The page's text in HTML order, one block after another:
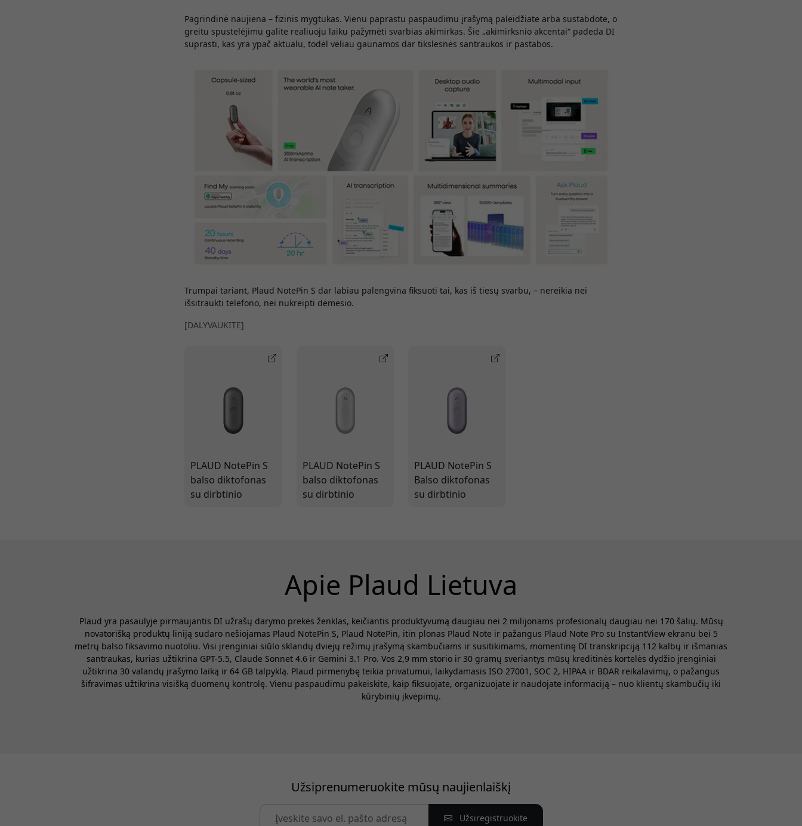
Pagrindinė naujiena – fizinis mygtukas. Vienu paprastu paspaudimu įrašymą paleidžiate arba sustabdote, o
greitu spustelėjimu galite realiuoju laiku pažymėti svarbias akimirkas. Šie „akimirksnio akcentai“ padeda DI
suprasti, kas yra ypač aktualu, todėl vėliau gaunamos dar tikslesnės santraukos ir pastabos.
Trumpai tariant, Plaud NotePin S dar labiau palengvina fiksuoti tai, kas iš tiesų svarbu, – nereikia nei
išsitraukti telefono, nei nukreipti dėmesio.
[DALYVAUKITE]
PLAUD NotePin S
balso diktofonas
su dirbtinio
PLAUD NotePin S
balso diktofonas
su dirbtinio
PLAUD NotePin S
Balso diktofonas
su dirbtinio
Apie Plaud Lietuva
Plaud yra pasaulyje pirmaujantis DI užrašų darymo prekės ženklas, keičiantis produktyvumą daugiau nei 2 milijonams profesionalų daugiau nei 170 šalių. Mūsų
novatorišką produktų liniją sudaro nešiojamas Plaud NotePin S, Plaud NotePin, itin plonas Plaud Note ir pažangus Plaud Note Pro su InstantView ekranu bei 5
metrų balso fiksavimo nuotoliu. Visi įrenginiai siūlo sklandų dviejų režimų įrašymą skambučiams ir susitikimams, momentinę DI transkripciją 112 kalbų ir išmanias
santraukas, kurias užtikrina GPT-5.5, Claude Sonnet 4.6 ir Gemini 3.1 Pro. Vos 2,9 mm storio ir 30 gramų sveriantys mūsų kreditinės kortelės dydžio įrenginiai
užtikrina 30 valandų įrašymo laiką ir 64 GB talpyklą. Plaud pirmenybę teikia privatumui, laikydamasis ISO 27001, SOC 2, HIPAA ir BDAR reikalavimų, o pažangus
šifravimas užtikrina visišką duomenų kontrolę. Vienu paspaudimu pakeiskite, kaip fiksuojate, organizuojate ir naudojate informaciją – nuo klientų skambučių iki
kūrybinių įkvėpimų.
Užsiprenumeruokite mūsų naujienlaiškį
Užsiregistruokite